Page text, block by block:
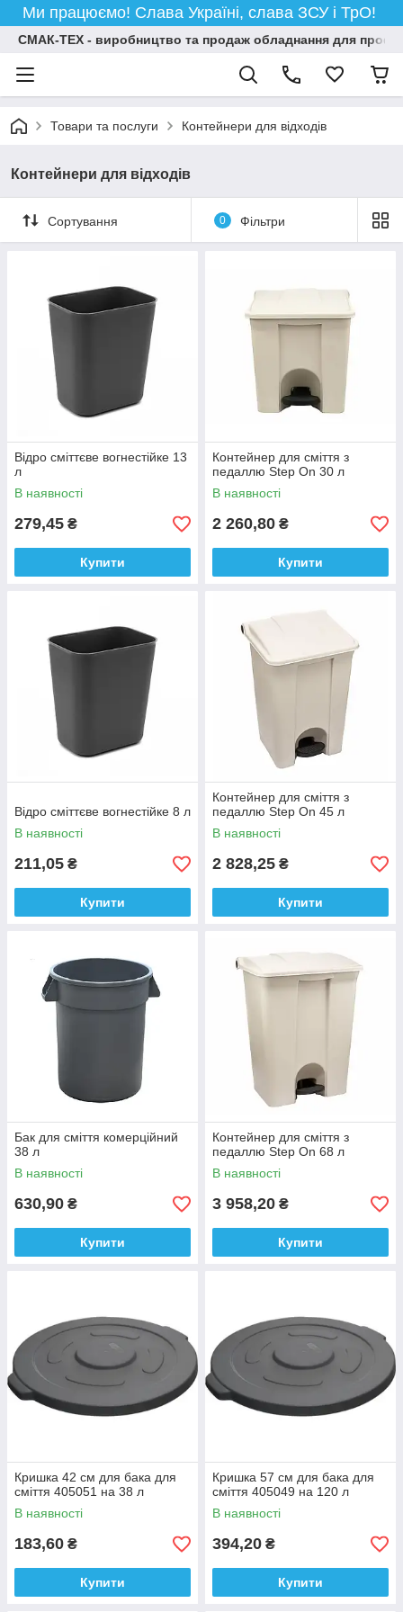
Ми працюємо! Слава Україні, слава ЗСУ і ТрО!
СМАК-ТЕХ - виробництво та продаж обладнання для
Товари та послуги Контейнери для відходів
Контейнери для відходів
Сортування 0 Фільтри
Відро сміттєве вогнестійке 13
л
В наявності
279,45 ₴
Купити
Контейнер для сміття з
педаллю Step On 30 л
В наявності
2 260,80 ₴
Купити
Відро сміттєве вогнестійке 8 л
В наявності
211,05 ₴
Купити
Контейнер для сміття з
педаллю Step On 45 л
В наявності
2 828,25 ₴
Купити
Бак для сміття комерційний
38 л
В наявності
630,90 ₴
Купити
Контейнер для сміття з
педаллю Step On 68 л
В наявності
3 958,20 ₴
Купити
Кришка 42 см для бака для
сміття 405051 на 38 л
В наявності
183,60 ₴
Купити
Кришка 57 см для бака для
сміття 405049 на 120 л
В наявності
394,20 ₴
Купити